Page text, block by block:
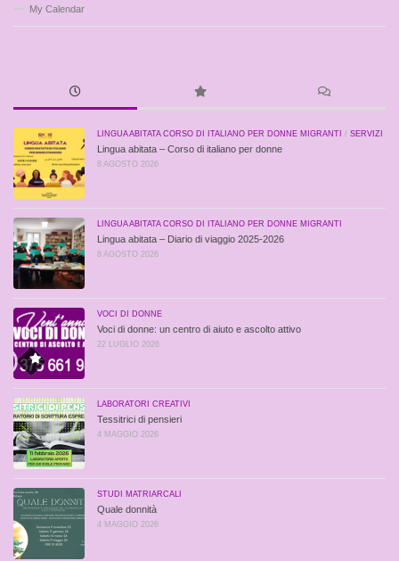
My Calendar
LINGUA ABITATA CORSO DI ITALIANO PER DONNE MIGRANTI / SERVIZI
Lingua abitata – Corso di italiano per donne
8 AGOSTO 2026
LINGUA ABITATA CORSO DI ITALIANO PER DONNE MIGRANTI
Lingua abitata – Diario di viaggio 2025-2026
8 AGOSTO 2026
VOCI DI DONNE
Voci di donne: un centro di aiuto e ascolto attivo
22 LUGLIO 2026
LABORATORI CREATIVI
Tessitrici di pensieri
4 MAGGIO 2026
STUDI MATRIARCALI
Quale donnità
4 MAGGIO 2026